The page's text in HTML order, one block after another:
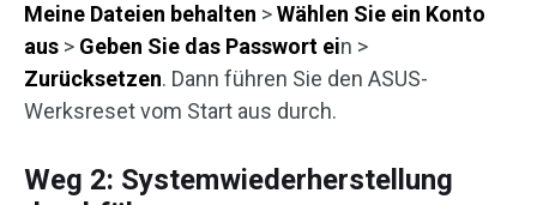
Meine Dateien behalten >Wählen Sie ein Konto
aus > Geben Sie das Passwort ein >
Zurücksetzen. Dann führen Sie den ASUS-
Werksreset vom Start aus durch.
Weg 2: Systemwiederherstellung